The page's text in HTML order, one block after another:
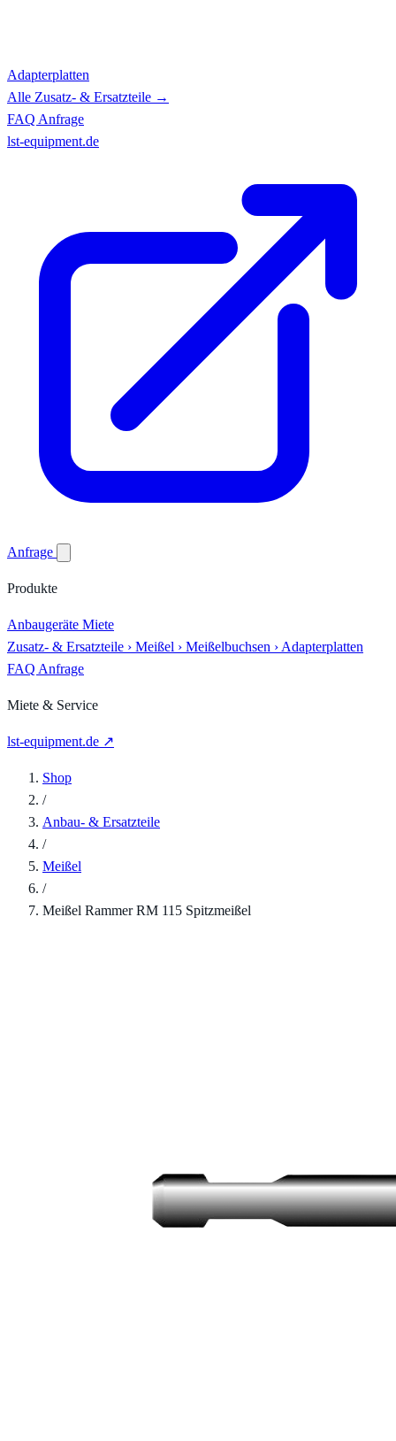
Adapterplatten
Alle Zusatz- & Ersatzteile →
FAQ Anfrage
lst-equipment.de
Anfrage
Produkte
Anbaugeräte Miete
Zusatz- & Ersatzteile › Meißel › Meißelbuchsen › Adapterplatten
FAQ Anfrage
Miete & Service
lst-equipment.de ↗
Shop
/
Anbau- & Ersatzteile
/
Meißel
/
Meißel Rammer RM 115 Spitzmeißel